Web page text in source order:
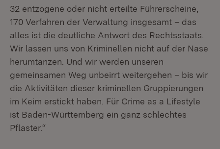
32 entzogene oder nicht erteilte Führerscheine,
170 Verfahren der Verwaltung insgesamt – das
alles ist die deutliche Antwort des Rechtsstaats.
Wir lassen uns von Kriminellen nicht auf der Nase
herumtanzen. Und wir werden unseren
gemeinsamen Weg unbeirrt weitergehen – bis wir
die Aktivitäten dieser kriminellen Gruppierungen
im Keim erstickt haben. Für Crime as a Lifestyle
ist Baden-Württemberg ein ganz schlechtes
Pflaster.“